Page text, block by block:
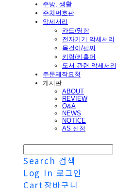
주방, 생활
주차번호판
악세서리
카드/명함
전자기기 악세서리
목걸이/팔찌
키링/키홀더
도서 관련 악세서리
주문제작요청
게시판
ABOUT
REVIEW
Q&A
NEWS
NOTICE
AS 신청
Search 검색
Log In 로그인
Cart 장바구니